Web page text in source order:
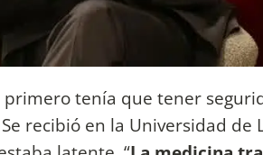
primero tenía que tener
recibió en la Universidad de